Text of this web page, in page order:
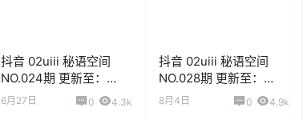
抖音 02uiii 秘语空间
NO.024期 更新至：
2026.6.27
6月27日 0 4.3k
抖音 02uiii 秘语空间
NO.028期 更新至：
2026.8.3
8月4日 0 4.9k